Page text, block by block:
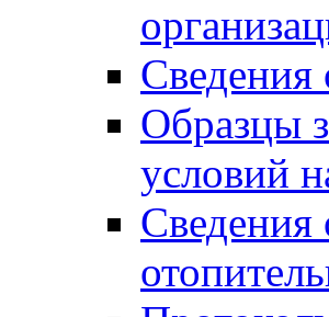
Образцы
условий
Сведения